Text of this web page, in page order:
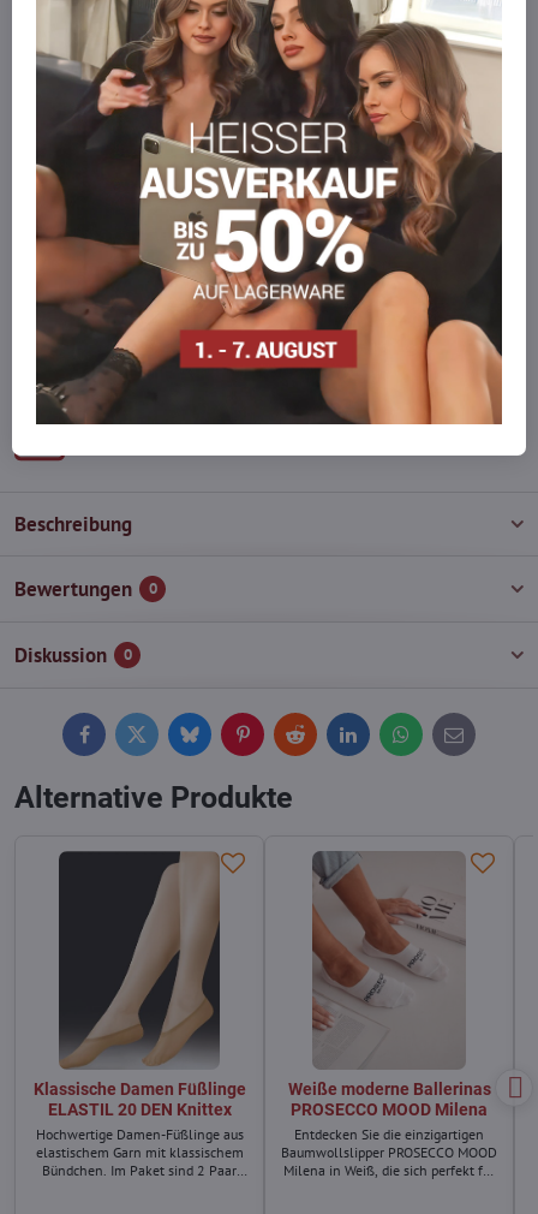
SICHERE ZAHLUNGEN
Gesicherte Online-Zahlungen
Ware auf Lager
Wir versenden sofort
Werden Sie Teil von everlady
Werden Sie Teil von everlady und genießen Sie einen5 %
Mitgliedervorteil bei jedem Einkauf.
Der Vorteil wird automatisch im Warenkorb angewendet.
Möchten Sie mehr bestellen, als wir
auf Lager haben?
Zögern Sie nicht, uns zu kontaktieren, wir füllen die Ware für Sie
wieder auf!
Beschreibung
Bewertungen 0
Diskussion 0
FacebookTwitterBlueskyPinterestReddit LinkedInWhatsApp
E-
mail
Alternative Produkte
Klassische Damen Füßlinge
ELASTIL 20 DEN Knittex
Hochwertige Damen-Füßlinge aus
elastischem Garn mit klassischem
Bündchen. Im Paket sind 2 Paar
Weiße moderne Ballerinas
PROSECCO MOOD Milena
Entdecken Sie die einzigartigen
Baumwollslipper PROSECCO MOOD
Milena in Weiß, die sich perfekt für